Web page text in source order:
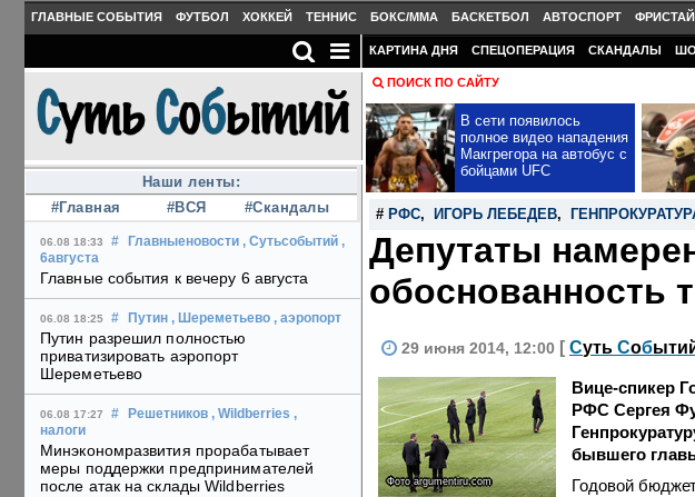
ГЛАВНЫЕ СОБЫТИЯ ФУТБОЛ ХОККЕЙ ТЕННИС БОКС/MMA БАСКЕТБОЛ АВТОСПОРТ
Наши ленты:
#Главная
#ВСЯ #Скандалы
06.08 18:33 # Главныеновости , Сутьсобытий ,
6августа
Главные события к вечеру 6 августа
06.08 18:25 # Путин , Шереметьево , аэропорт
Путин разрешил полностью
приватизировать аэропорт
Шереметьево
06.08 17:27 # Решетников , Wildberries ,
налоги
Минэкономразвития прорабатывает
меры поддержки предпринимателей
после атак на склады Wildberries
КАРТИНА ДНЯ СПЕЦОПЕРАЦИЯ СКАНДАЛЫ
ПОИСК ПО САЙТУ
В сети появилось
полное видео нападения
Макгрегора на автобус с
бойцами UFC
# РФС, ИГОРЬ ЛЕБЕДЕВ,
Депутаты
обоснованность
29 июня 2014, 12:00 [ Суть Соб
Фото argumentiru.com
Вице-спикер
РФС Сергея
бывшего
Годовой